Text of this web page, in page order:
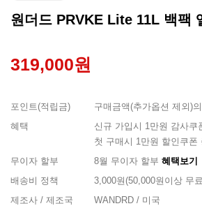
원더드 PRVKE Lite 11L 백팩
319,000원
포인트(적립금)
구매금액(추가옵션 제외)
혜택
신규 가입시 1만원 감사쿠
첫 구매시 1만원 할인쿠폰
무이자 할부
8월 무이자 할부 혜택보기
배송비 정책
3,000원(50,000원이상 무
제조사 / 제조국
WANDRD / 미국